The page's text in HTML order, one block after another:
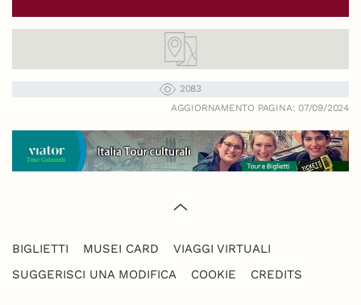
2083
AGGIORNAMENTO PAGINA: 07/09/2024
BIGLIETTI MUSEI CARD
VIAGGI VIRTUALI
SUGGERISCI UNA MODIFICA
COOKIE CREDITS